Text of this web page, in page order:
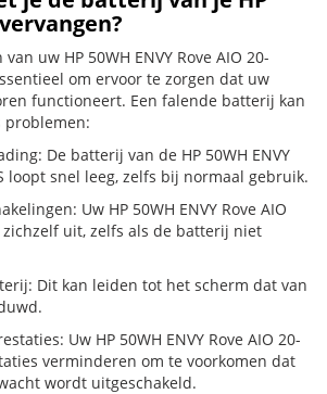
uw HP 50WH ENVY Rove AIO 20-
om ervoor te zorgen dat uw
functioneert. Een falende batterij kan
problemen:
De batterij van de HP 50WH ENVY
loopt snel leeg, zelfs bij normaal gebruik.
Uw HP 50WH ENVY Rove AIO
zichzelf uit, zelfs als de batterij niet
Dit kan leiden tot het scherm dat van
Uw HP 50WH ENVY Rove AIO 20-
verminderen om te voorkomen dat
wordt uitgeschakeld.